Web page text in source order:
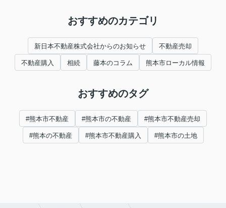
おすすめのカテゴリ
新日本不動産株式会社からのお知らせ 不動産売却
不動産購入 相続 藤本のコラム 熊本市ローカル情報
おすすめのタグ
#熊本市不動産 #熊本市の不動産 #熊本市不動産売却
#熊本の不動産 #熊本市不動産購入 #熊本市の土地